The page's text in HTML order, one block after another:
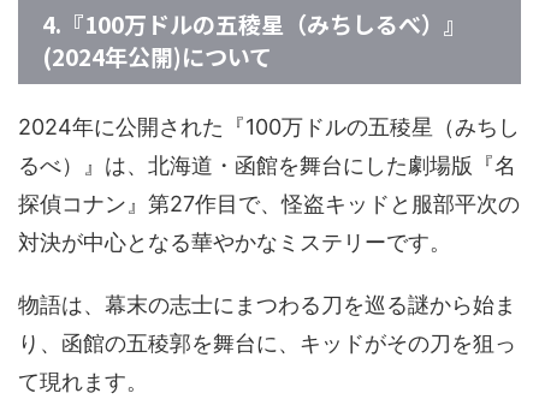
4.『100万ドルの五稜星（みちしるべ）』
(2024年公開)について
2024年に公開された『100万ドルの五稜星（みちし
るべ）』は、北海道・函館を舞台にした劇場版『名
探偵コナン』第27作目で、怪盗キッドと服部平次の
対決が中心となる華やかなミステリーです。
物語は、幕末の志士にまつわる刀を巡る謎から始ま
り、函館の五稜郭を舞台に、キッドがその刀を狙っ
て現れます。